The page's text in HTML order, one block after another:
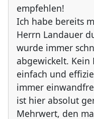
empfehlen!
Ich habe bereits
Herrn Landauer
wurde immer
abgewickelt. Kein
einfach und
immer
ist hier absolut
Mehrwert, den